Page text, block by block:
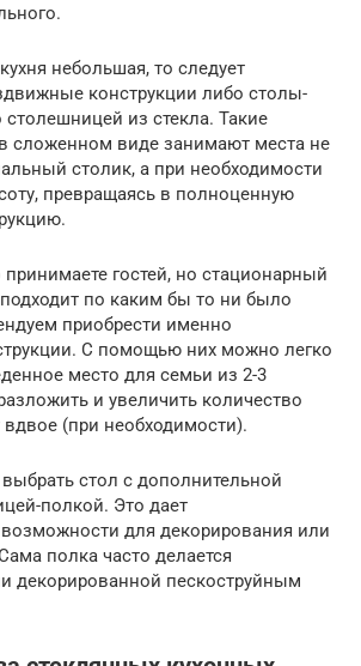
небольшая, то следует
конструкции либо столы-
из стекла. Такие
сложенном виде занимают места не
столик, а при необходимости
превращаясь в полноценную
гостей, но стационарный
по каким бы то ни было
приобрести именно
С помощью них можно легко
место для семьи из 2-3
и увеличить количество
(при необходимости).
стол с дополнительной
полкой. Это дает
для декорирования или
полка часто делается
декорированной пескоструйным